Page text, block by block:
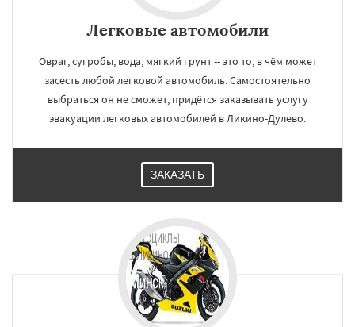
Легковые автомобили
Овраг, сугробы, вода, мягкий грунт -- это то, в чём может
засесть любой легковой автомобиль. Самостоятельно
выбраться он не сможет, придётся заказывать услугу
эвакуации легковых автомобилей в Ликино-Дулево.
ЗАКАЗАТЬ